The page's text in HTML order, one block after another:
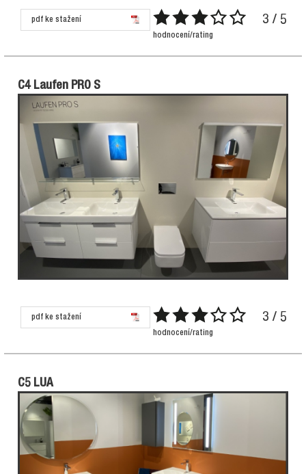
pdf ke stažení 3 / 5
hodnocení/rating
C4 Laufen PRO S
pdf ke stažení 3 / 5
hodnocení/rating
C5 LUA